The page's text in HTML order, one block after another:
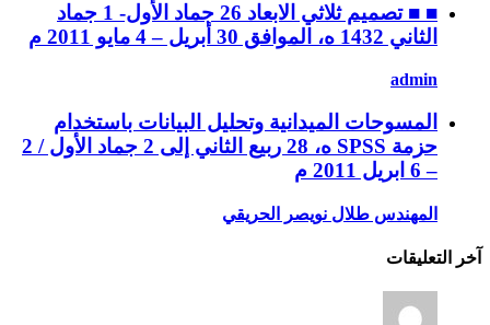
■ ■ تصميم ثلاثي الابعاد 26 جماد الأول- 1 جماد
الثاني 1432 ه، الموافق 30 أبريل – 4 مايو 2011 م
admin
المسوحات الميدانية وتحليل البيانات باستخدام
حزمة SPSS ه، 28 ربيع الثاني إلى 2 جماد الأول / 2
– 6 ابريل 2011 م
المهندس طلال نويصر الحريقي
آخر التعليقات